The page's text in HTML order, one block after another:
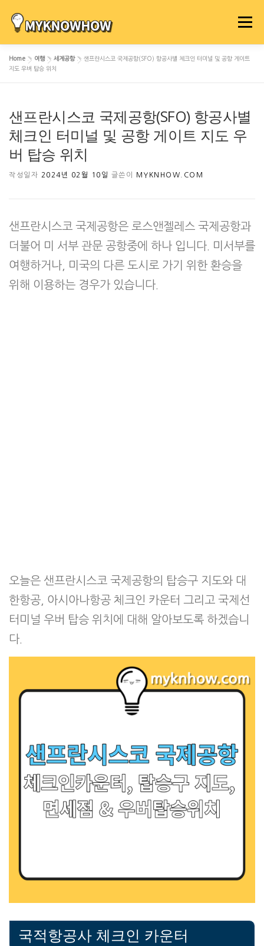
로
메뉴
Home » 여행 » 세계공항» 샌프란시스코 국제공항(SFO) 항공사별 체크인 터미널 및 공항 게이트
지도 우버 탑승 위치
샌프란시스코 국제공항(SFO) 항공사별
체크인 터미널 및 공항 게이트 지도 우
버 탑승 위치
작성일자 2024년 02월 10일 글쓴이 MYKNHOW.COM
샌프란시스코 국제공항은 로스앤젤레스 국제공항과
더불어 미 서부 관문 공항중에 하나 입니다. 미서부를
여행하거나, 미국의 다른 도시로 가기 위한 환승을
위해 이용하는 경우가 있습니다.
오늘은 샌프란시스코 국제공항의 탑승구 지도와 대
한항공, 아시아나항공 체크인 카운터 그리고 국제선
터미널 우버 탑승 위치에 대해 알아보도록 하겠습니
다.
국적항공사 체크인 카운터